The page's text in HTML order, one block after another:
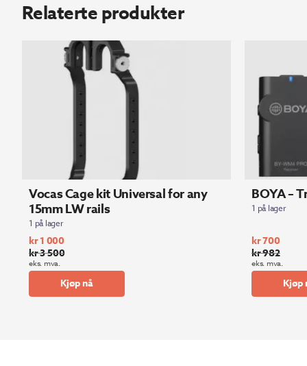
Relaterte produkter
Vocas Cage kit Universal for any
15mm LW rails
1 på lager
kr3 500
Opprinnelig
pris
kr1 000
Nåværende
pris
eks. mva.
Kjøp nå
BOYA –
1 på lager
kr982
Opprinnelig
pris
kr700
Nåværende
pris
eks. mva.
Kjøp